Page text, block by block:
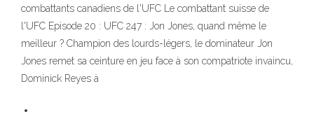
combattants canadiens de l'UFC Le combattant suisse de
l'UFC Episode 20 : UFC 247 : Jon Jones, quand même le
meilleur ? Champion des lourds-légers, le dominateur Jon
Jones remet sa ceinture en jeu face à son compatriote invaincu,
Dominick Reyes à